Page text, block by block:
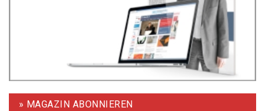
» MAGAZIN ABONNIEREN